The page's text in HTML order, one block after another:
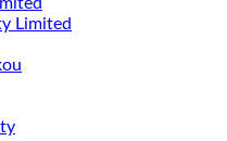
Limited